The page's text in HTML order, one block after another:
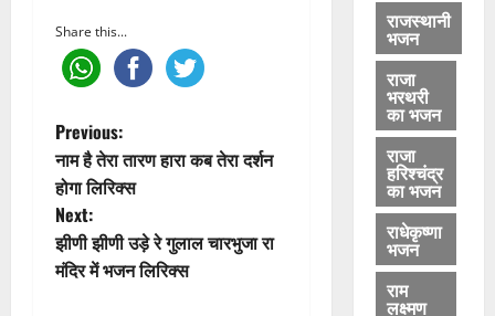
Share this...
P
o
s
t
Previous:
नाम है तेरा तारण हारा कब तेरा दर्शन
होगा लिरिक्स
Next:
झीणी झीणी उड़े रे गुलाल चारभुजा रा
मंदिर में भजन लिरिक्स
मा
न
ज
न
रि
क्स
5,
जो
म्हा
भ
ज
लि
रि
क्स
June
राजस्थानी
भजन
राजा
भरथरी
का भजन
राजा
हरिश्चंद्र
का भजन
राधेकृष्णा
भजन
राम
लक्ष्मण